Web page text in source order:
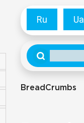
Ru Ua
BreadCrumbs